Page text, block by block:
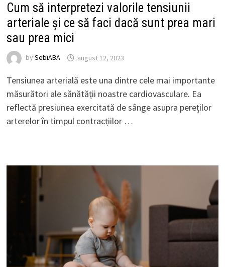
Cum să interpretezi valorile tensiunii
arteriale și ce să faci dacă sunt prea mari
sau prea mici
by SebiABA august 12, 2023
Tensiunea arterială este una dintre cele mai importante
măsurători ale sănătății noastre cardiovasculare. Ea
reflectă presiunea exercitată de sânge asupra pereților
arterelor în timpul contracțiilor …